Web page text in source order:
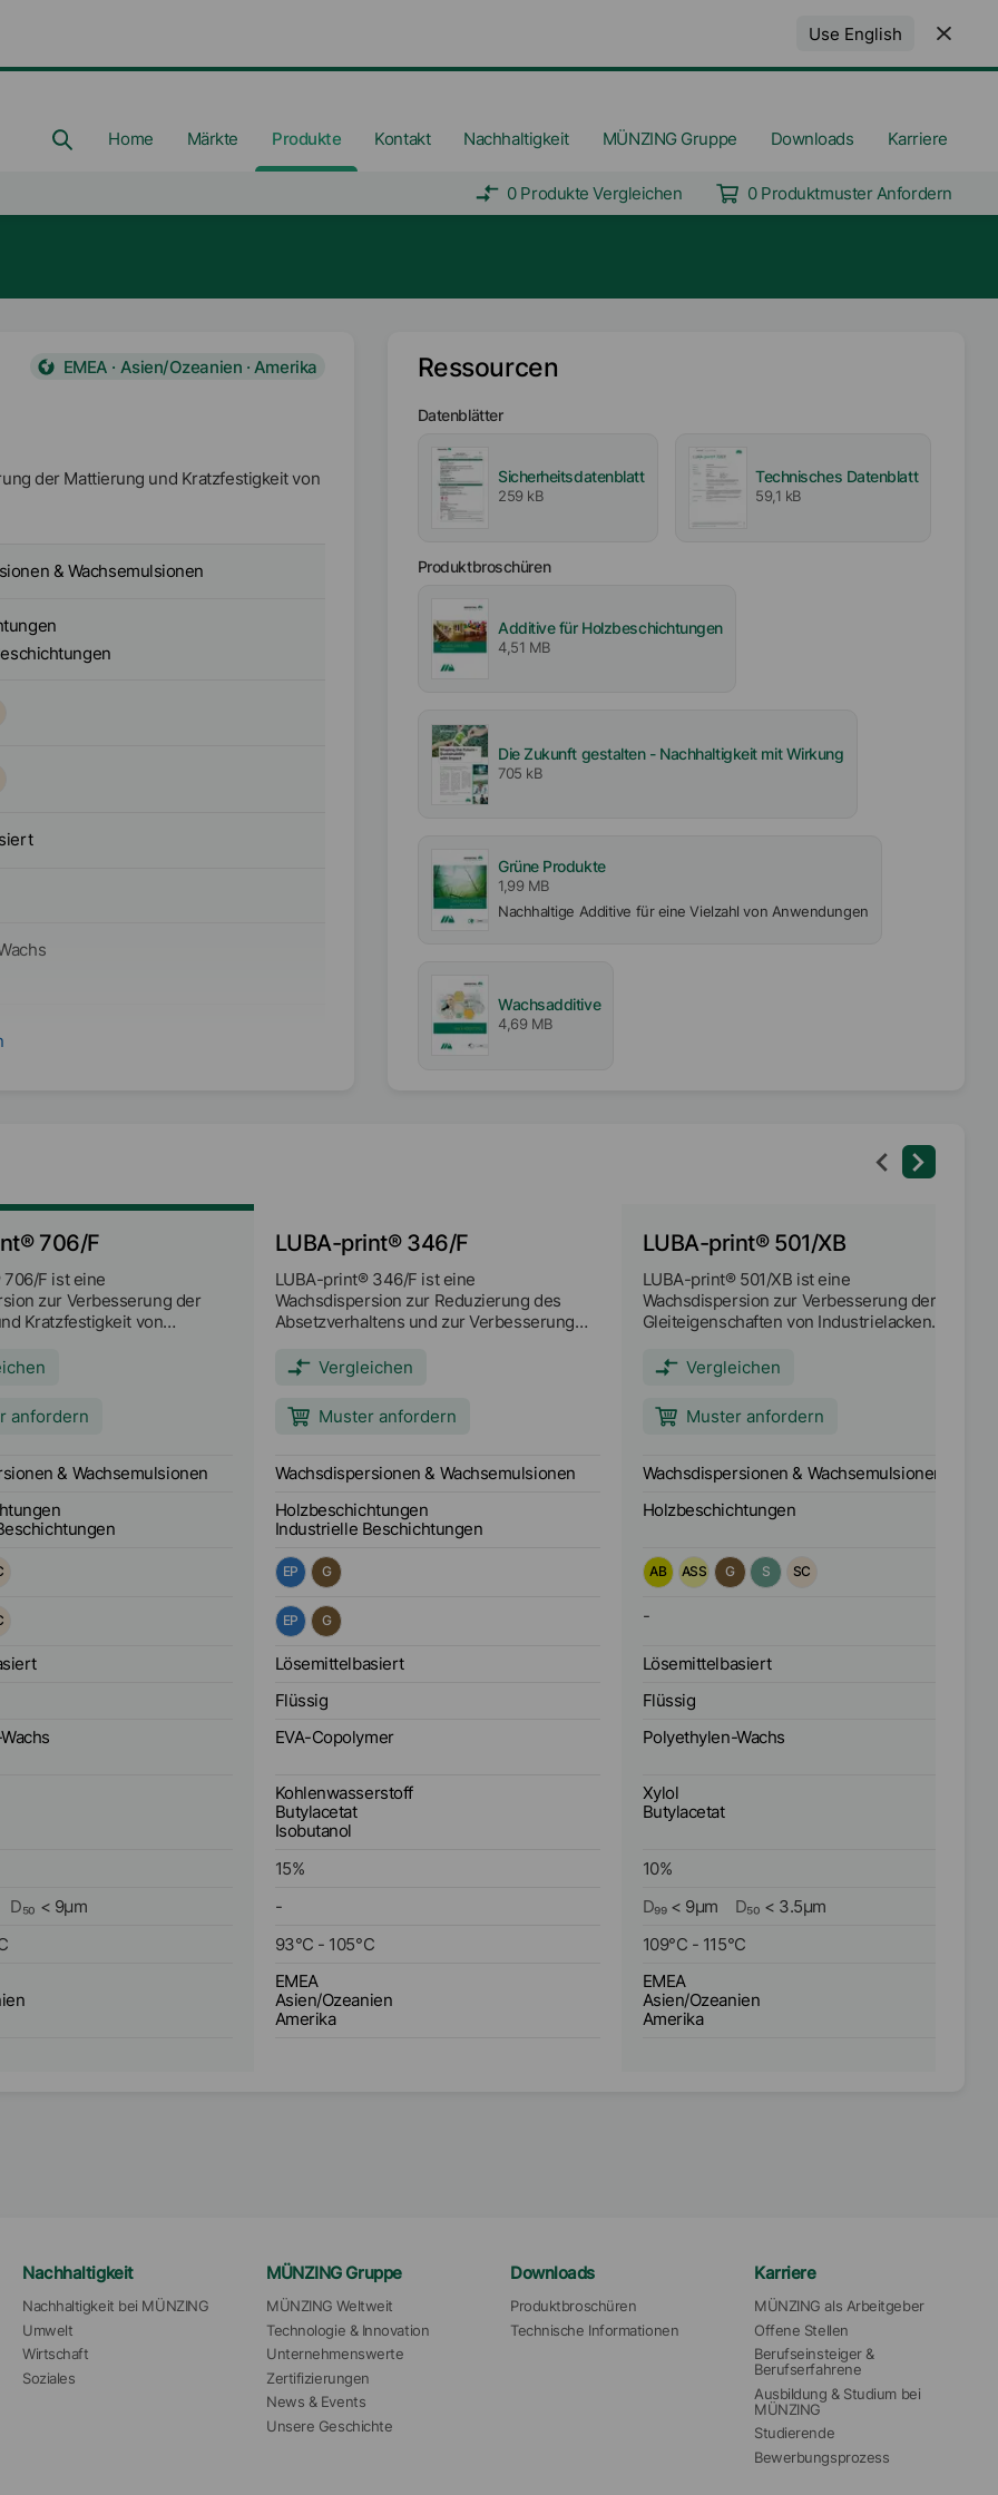
Use English
Home Märkte Produkte Kontakt Nachhaltigkeit MÜNZING Gruppe Downloads Karriere
0 Produkte Vergleichen 0 Produktmuster Anfordern
EMEA · Asien/Ozeanien · Amerika
der Mattierung und Kratzfestigkeit von
& Wachsemulsionen
Ressourcen
Datenblätter
Sicherheitsdatenblatt
259 kB
Technisches Datenblatt
59,1 kB
Produktbroschüren
Additive für Holzbeschichtungen
4,51 MB
Die Zukunft gestalten - Nachhaltigkeit mit Wirkung
705 kB
Grüne Produkte
1,99 MB
Nachhaltige Additive für eine Vielzahl von Anwendungen
Wachsadditive
4,69 MB
706/F
F ist eine
zur Verbesserung der
Kratzfestigkeit von
anfordern
& Wachsemulsionen
D₅₀ < 9µm
LUBA-print® 346/F
LUBA-print® 346/F ist eine
Wachsdispersion zur Reduzierung des
Absetzverhaltens und zur Verbesserung
Glasuren.Vergleichen
Muster anfordern
Wachsdispersionen & Wachsemulsionen
Holzbeschichtungen
Industrielle Beschichtungen
EP G
EP G
Lösemittelbasiert
Flüssig
EVA-Copolymer
Kohlenwasserstoff
Butylacetat
Isobutanol
15%
-
93°C - 105°C
EMEA
Asien/Ozeanien
Amerika
LUBA-print® 501/XB
LUBA-print® 501/XB ist eine
Wachsdispersion zur Verbesserung der
Gleiteigenschaften von Industrielacken
und zur Verringerung der Sedimentation
von Holzlacken.
Vergleichen
Muster anfordern
Wachsdispersionen & Wachsemulsionen
Holzbeschichtungen
AB ASS G S SC
-
Lösemittelbasiert
Flüssig
Polyethylen-Wachs
Xylol
Butylacetat
10%
D₉₉ < 9µm D₅₀ < 3.5µm
109°C - 115°C
EMEA
Asien/Ozeanien
Amerika
Nachhaltigkeit
Nachhaltigkeit bei MÜNZING
Umwelt
Wirtschaft
Soziales
MÜNZING Gruppe
MÜNZING Weltweit
Technologie & Innovation
Unternehmenswerte
Zertifizierungen
News & Events
Unsere Geschichte
Downloads
Produktbroschüren
Technische Informationen
Karriere
MÜNZING als Arbeitgeber
Offene Stellen
Berufseinsteiger &
Berufserfahrene
Ausbildung & Studium bei
MÜNZING
Studierende
Bewerbungsprozess